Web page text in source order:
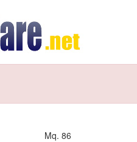
Mq. 86